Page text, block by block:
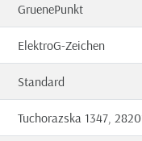
GruenePunkt
ElektroG-Zeichen
Standard
Tuchorazska 1347,